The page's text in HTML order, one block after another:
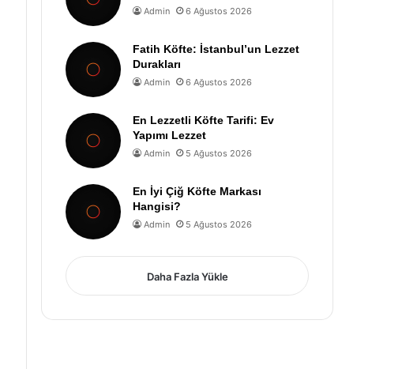
Admin 6 Ağustos 2026
Fatih Köfte: İstanbul’un Lezzet
Durakları
Admin 6 Ağustos 2026
En Lezzetli Köfte Tarifi: Ev
Yapımı Lezzet
Admin 5 Ağustos 2026
En İyi Çiğ Köfte Markası
Hangisi?
Admin 5 Ağustos 2026
Daha Fazla Yükle